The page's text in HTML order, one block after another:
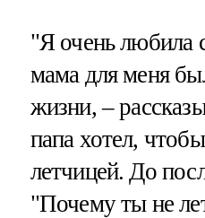
"Я очень любила
мама для меня
жизни, –
папа хотел,
летчицей. До
"Почему ты не